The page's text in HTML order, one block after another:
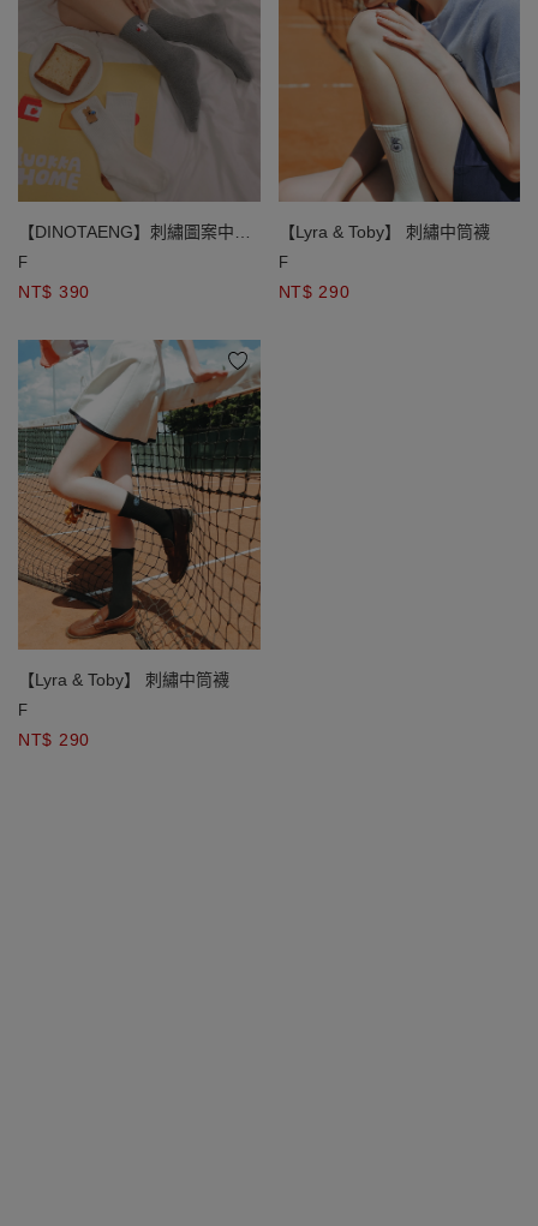
【DINOTAENG】刺繡圖案中筒
襪
F
NT$ 390
【Lyra & Toby】 刺繡中筒襪
F
NT$ 290
【Lyra & Toby】 刺繡中筒襪
F
NT$ 290